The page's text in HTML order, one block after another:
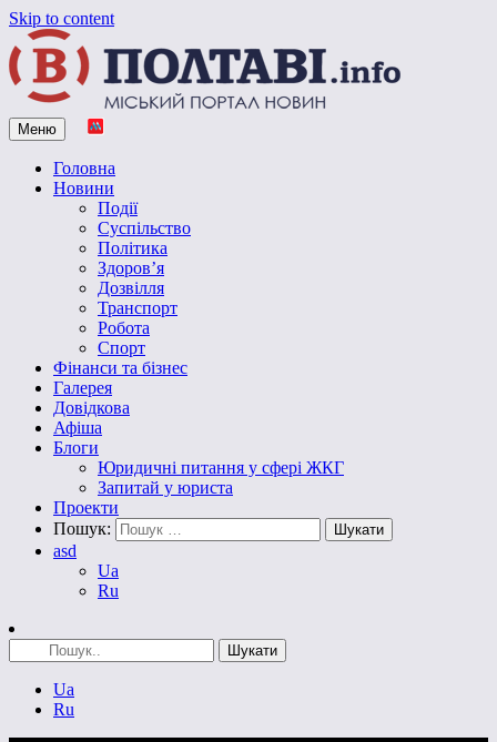
Skip to content
Vpoltave.info
Полтавський портал новин
Меню
Головна
Новини
Події
Суспільство
Політика
Здоров’я
Дозвілля
Транспорт
Робота
Спорт
Фінанси та бізнес
Галерея
Довідкова
Афіша
Блоги
Юридичні питання у сфері ЖКГ
Запитай у юриста
Проекти
Пошук:
asd
Ua
Ru
Ua
Ru